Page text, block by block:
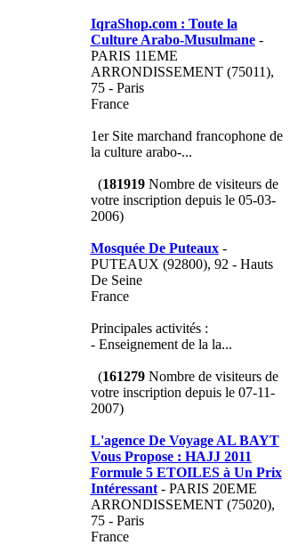
IqraShop.com : Toute la
Culture Arabo-Musulmane-
PARIS 11EME
ARRONDISSEMENT (75011),
75 - Paris
France
1er Site marchand francophone de
la culture arabo-...
(181919Nombre de visiteurs de
votre inscription depuis le 05-03-
2006)
Mosquée De Puteaux-
PUTEAUX (92800), 92 - Hauts
De Seine
France
Principales activités :
- Enseignement de la la...
(161279Nombre de visiteurs de
votre inscription depuis le 07-11-
2007)
L'agence De Voyage AL BAYT
Vous Propose : HAJJ 2011
Formule 5 ETOILES à Un Prix
Intéressant- PARIS 20EME
ARRONDISSEMENT (75020),
75 - Paris
France